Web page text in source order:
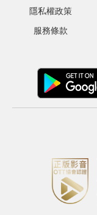
隱私權政策
服務條款